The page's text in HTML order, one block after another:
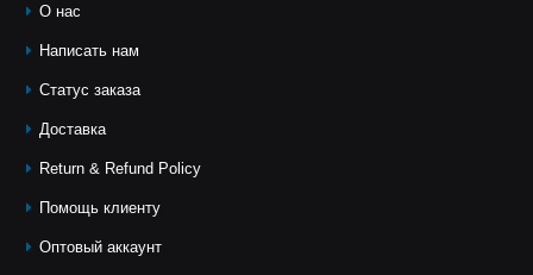
О нас
Написать нам
Статус заказа
Доставка
Return & Refund Policy
Помощь клиeнту
Оптовый аккаунт